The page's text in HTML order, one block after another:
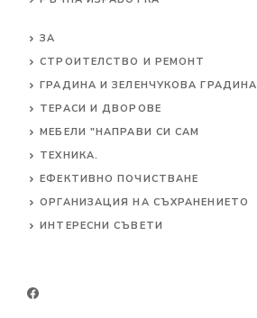
ЗА
СТРОИТЕЛСТВО И РЕМОНТ
ГРАДИНА И ЗЕЛЕНЧУКОВА ГРАДИНА
ТЕРАСИ И ДВОРОВЕ
МЕБЕЛИ "НАПРАВИ СИ САМ
ТЕХНИКА.
ЕФЕКТИВНО ПОЧИСТВАНЕ
ОРГАНИЗАЦИЯ НА СЪХРАНЕНИЕТО
ИНТЕРЕСНИ СЪВЕТИ